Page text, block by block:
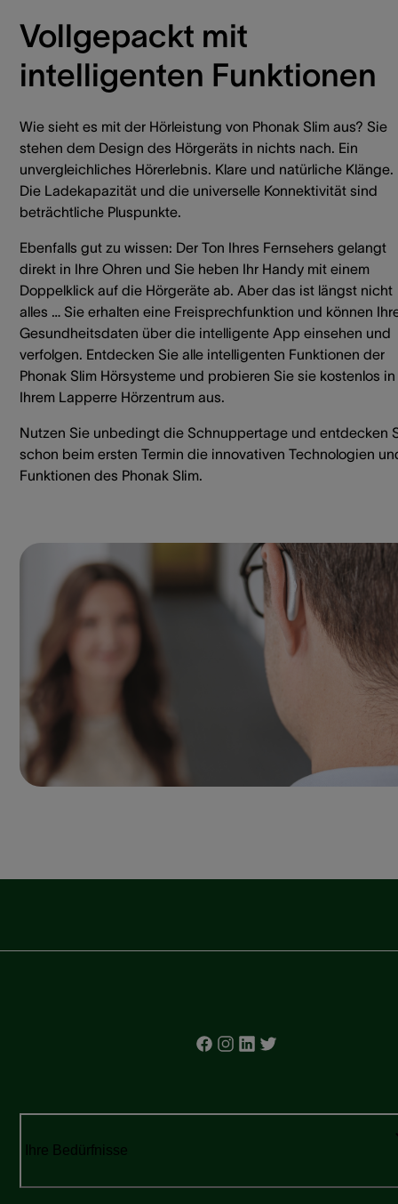
Vollgepackt mit
intelligenten Funktionen
Wie sieht es mit der Hörleistung von Phonak Slim aus? Sie
stehen dem Design des Hörgeräts in nichts nach. Ein
unvergleichliches Hörerlebnis. Klare und natürliche Klänge.
Die Ladekapazität und die universelle Konnektivität sind
beträchtliche Pluspunkte.
Ebenfalls gut zu wissen: Der Ton Ihres Fernsehers gelangt
direkt in Ihre Ohren und Sie heben Ihr Handy mit einem
Doppelklick auf die Hörgeräte ab. Aber das ist längst nicht
alles … Sie erhalten eine Freisprechfunktion und können
Gesundheitsdaten über die intelligente App einsehen und
verfolgen. Entdecken Sie alle intelligenten Funktionen der
Phonak Slim Hörsysteme und probieren Sie sie kostenlos in
Ihrem Lapperre Hörzentrum aus.
Nutzen Sie unbedingt die Schnuppertage und entdecken
schon beim ersten Termin die innovativen Technologien
Funktionen des Phonak Slim.
Ihre Bedürfnisse